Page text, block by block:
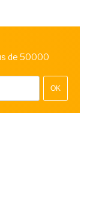
de 50000
OK